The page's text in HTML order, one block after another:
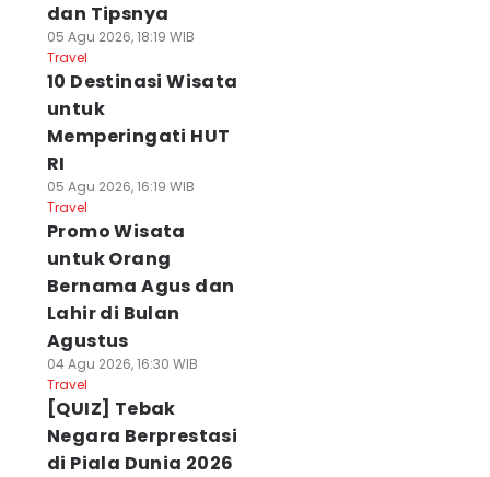
dan Tipsnya
05 Agu 2026, 18:19 WIB
Travel
10 Destinasi Wisata
untuk
Memperingati HUT
RI
05 Agu 2026, 16:19 WIB
Travel
Promo Wisata
untuk Orang
Bernama Agus dan
Lahir di Bulan
Agustus
04 Agu 2026, 16:30 WIB
Travel
[QUIZ] Tebak
Negara Berprestasi
di Piala Dunia 2026